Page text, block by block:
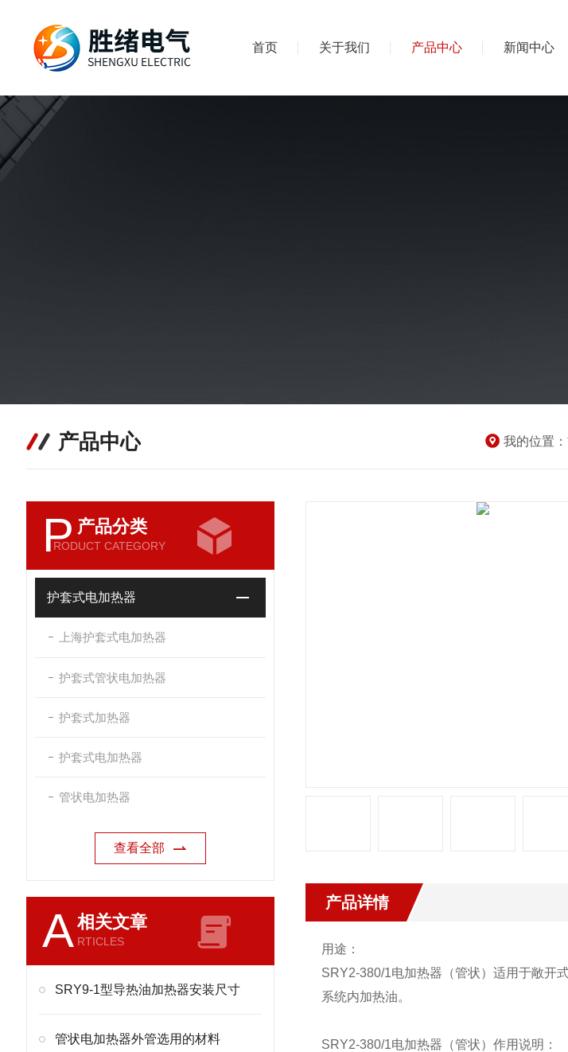
首页 关于我们 产品中心 新闻中心
产品中心 我的位置：
P 产品分类
RODUCT CATEGORY
护套式电加热器
上海护套式电加热器
护套式管状电加热器
护套式加热器
护套式电加热器
管状电加热器
查看全部
A相关文章
RTICLES
SRY9-1型导热油加热器安装尺寸
管状电加热器外管选用的材料
产品详情
用途：
SRY2-380/1电加热器（管状）适用于敞开
系统内加热油。
SRY2-380/1电加热器（管状） 作用说明：